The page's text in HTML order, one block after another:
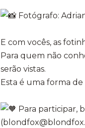
Fotógrafo:
E com vocês, as
Para quem não
serão vistas.
Esta é uma forma
Para participar,